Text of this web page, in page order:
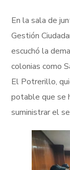
En la sala de
Gestión
escuchó la
colonias como
El Potrerillo,
potable que se
suministrar el